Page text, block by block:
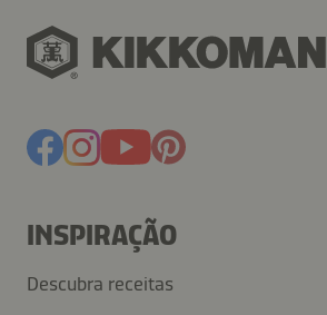
INSPIRAÇÃO
Descubra receitas